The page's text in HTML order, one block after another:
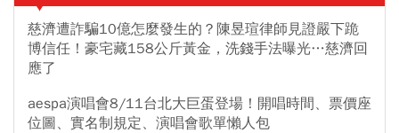
慈濟遭詐騙10億怎麼發生的？陳昱瑄律師見證嚴下跪
博信任！豪宅藏158公斤黃金，洗錢手法曝光…慈濟回
應了
aespa演唱會8/11台北大巨蛋登場！開唱時間、票價座
位圖、實名制規定、演唱會歌單懶人包